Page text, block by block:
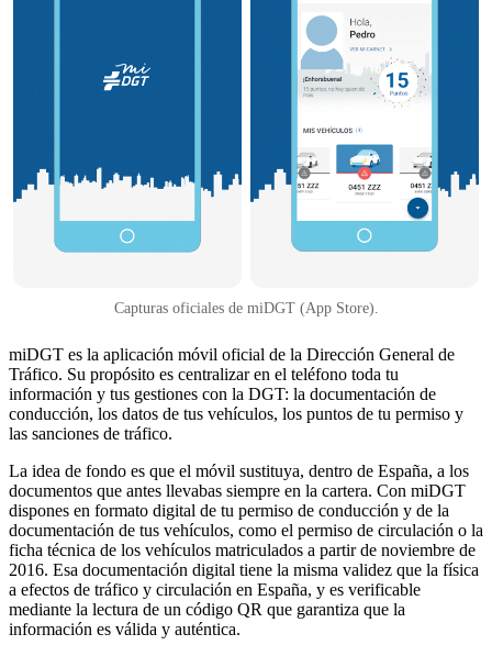
Capturas oficiales de miDGT (App Store).
miDGT es la aplicación móvil oficial de la Dirección General de
Tráfico. Su propósito es centralizar en el teléfono toda tu
información y tus gestiones con la DGT: la documentación de
conducción, los datos de tus vehículos, los puntos de tu permiso y
las sanciones de tráfico.
La idea de fondo es que el móvil sustituya, dentro de España, a los
documentos que antes llevabas siempre en la cartera. Con miDGT
dispones en formato digital de tu permiso de conducción y de la
documentación de tus vehículos, como el permiso de circulación o la
ficha técnica de los vehículos matriculados a partir de noviembre de
2016. Esa documentación digital tiene la misma validez que la física
a efectos de tráfico y circulación en España, y es verificable
mediante la lectura de un código QR que garantiza que la
información es válida y auténtica.